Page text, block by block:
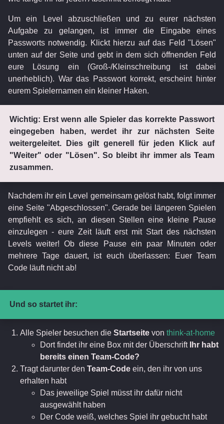
Um ein Level abzuschließen und zu eurer nächsten
Aufgabe zu gelangen, ist immer die Eingabe eines
Passworts notwendig. Klickt hierzu auf das Feld "Lösen"
unten auf der Seite und gebt in dem sich öffnenden Feld
eure Lösung ein (Groß-/Kleinschreibung ist dabei
unerheblich). War das Passwort korrekt, erscheint hinter
eurem Spielernamen ein kleiner Haken.
Wichtig: Erst wenn alle Spieler das korrekte Passwort
eingegeben haben, werdet ihr zur nächsten Seite
weitergeleitet. Dies gilt generell für jeden Klick auf
"Weiter" oder "Lösen". So bleibt ihr immer als Team
zusammen.
Nachdem ihr ein Level gemeinsam gelöst habt, folgt immer
eine Seite "Abgeschlossen". Gerade bei längeren Spielen
empfiehlt es sich, an diesen Stellen eine kleine Pause
einzulegen - eure Zeit läuft erst mit Start des nächsten
Levels weiter! Ob diese Pause ein paar Minuten oder
mehrere Tage dauert, ist euch überlassen: Euer Team
Code läuft nicht ab!
Und so startet ihr:
Alle Spieler besuchen die Startseite von think-at-home
Dort findet ihr eine Box mit der Überschrift Ihr habt
bereits einen Team-Code?
Tragt darunter den Team-Code ein, den ihr von uns
erhalten habt
Das jeweilige Spiel müsst ihr dafür nicht
ausgewählt haben
Der Code weiß, welches Spiel ihr gebucht habt